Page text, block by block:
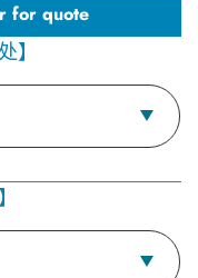
for quote
】